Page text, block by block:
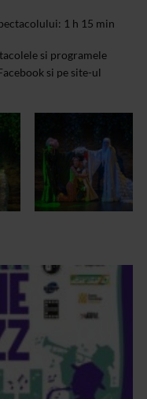
1 h 15 min
si programele
si pe site-ul